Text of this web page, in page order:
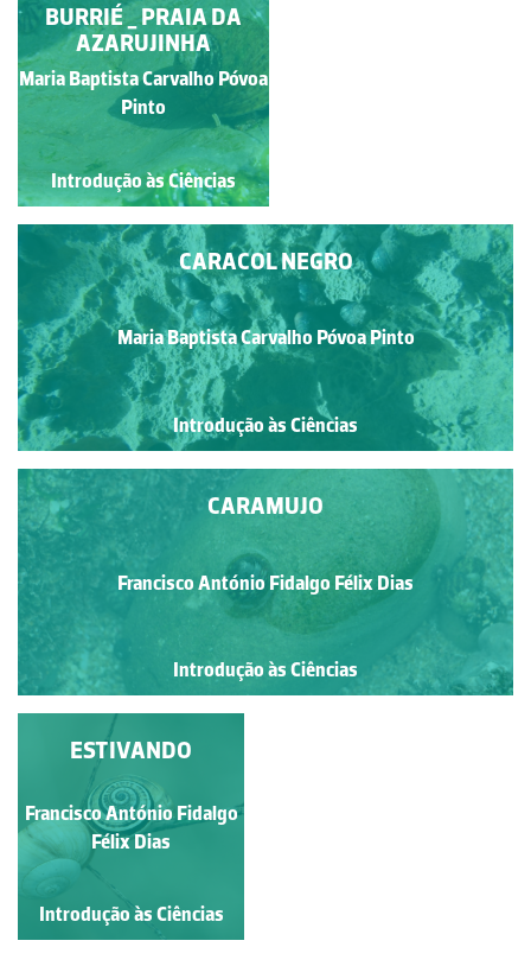
A CAMINHADA DE UM
CARACOL
Carla Maria Fonseca
Gouveia
Introdução às Ciências
CARACOL NEGRO
Maria Baptista Carvalho Póvoa Pinto
Introdução às Ciências
BURRIÉ _ PRAIA DA
AZARUJINHA
Maria Baptista Carvalho Póvoa
Pinto
Introdução às Ciências
CARAMUJO
Francisco António Fidalgo Félix Dias
Introdução às Ciências
ESTIVANDO
Francisco António Fidalgo
Félix Dias
Introdução às Ciências